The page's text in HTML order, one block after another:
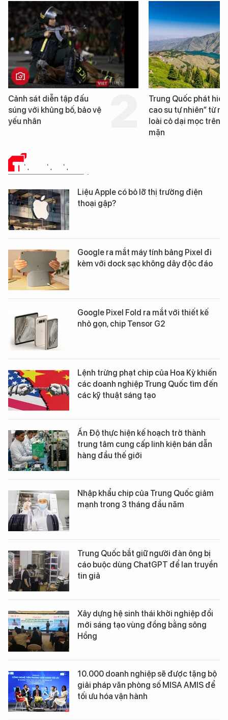
Cảnh sát diễn tập đấu
súng với khủng bố, bảo vệ
yếu nhân
Trung Quốc phát hiện
cao su tự nhiên” từ
loài cỏ dại mọc trên
mặn
TIN CÔNG NGHỆ
Liệu Apple có bỏ lỡ thị trường điện
thoại gập?
Google ra mắt máy tính bảng Pixel đi
kèm với dock sạc không dây độc đáo
Google Pixel Fold ra mắt với thiết kế
nhỏ gọn, chip Tensor G2
Lệnh trừng phạt chip của Hoa Kỳ khiến
các doanh nghiệp Trung Quốc tìm đến
các kỹ thuật sáng tạo
Ấn Độ thực hiện kế hoạch trở thành
trung tâm cung cấp linh kiện bán dẫn
hàng đầu thế giới
Nhập khẩu chip của Trung Quốc giảm
mạnh trong 3 tháng đầu năm
Trung Quốc bắt giữ người đàn ông bị
cáo buộc dùng ChatGPT để lan truyền
tin giả
Xây dựng hệ sinh thái khởi nghiệp đổi
mới sáng tạo vùng đồng bằng sông
Hồng
10.000 doanh nghiệp sẽ được tặng bộ
giải pháp văn phòng số MISA AMIS để
tối ưu hóa vận hành